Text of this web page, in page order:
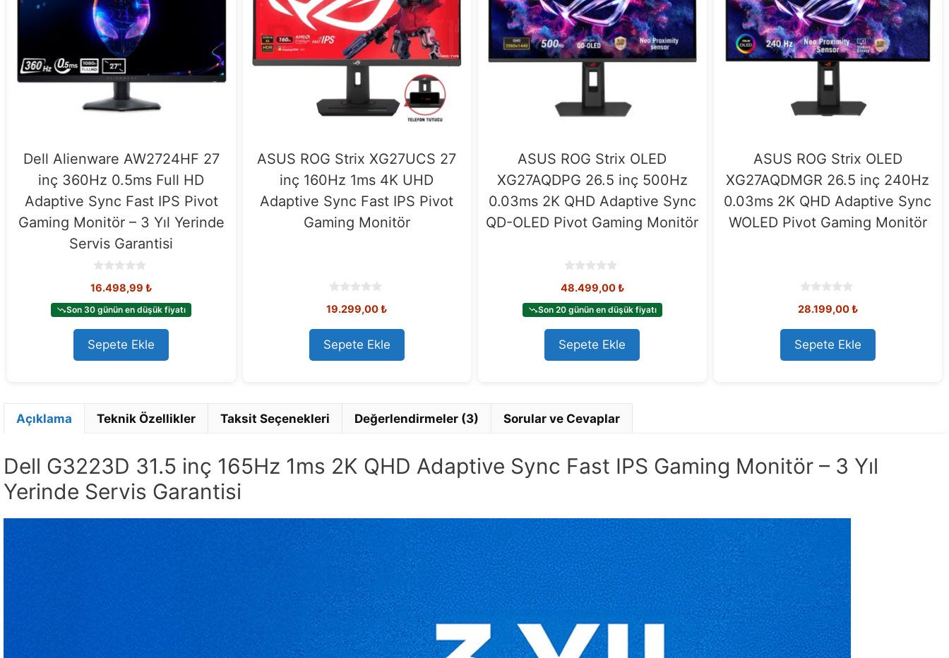
Dell Alienware AW2724HF 27
inç 360Hz 0.5ms Full HD
Adaptive Sync Fast IPS Pivot
Gaming Monitör – 3 Yıl Yerinde
Servis Garantisi
o
t
o
f
5
16.498,99₺
Son 30 günün en düşük fiyatı
Sepete Ekle
ASUS ROG Strix XG27UCS 27
inç 160Hz 1ms 4K UHD
Adaptive Sync Fast IPS Pivot
Gaming Monitör
o
t
o
f
5
19.299,00₺
Sepete Ekle
ASUS ROG Strix OLED
XG27AQDPG 26.5 inç 500Hz
0.03ms 2K QHD Adaptive Sync
QD-OLED Pivot Gaming Monitör
o
t
o
f
5
48.499,00₺
Son 20 günün en düşük fiyatı
Sepete Ekle
ASUS ROG Strix OLED
XG27AQDMGR 26.5 inç 240Hz
0.03ms 2K QHD Adaptive Sync
WOLED Pivot Gaming Monitör
o
t
o
f
5
28.199,00₺
Sepete Ekle
Açıklama Teknik Özellikler Taksit Seçenekleri Değerlendirmeler (3) Sorular ve Cevaplar
Dell G3223D 31.5 inç 165Hz 1ms 2K QHD Adaptive Sync Fast IPS Gaming Monitör – 3 Yıl
Yerinde Servis Garantisi